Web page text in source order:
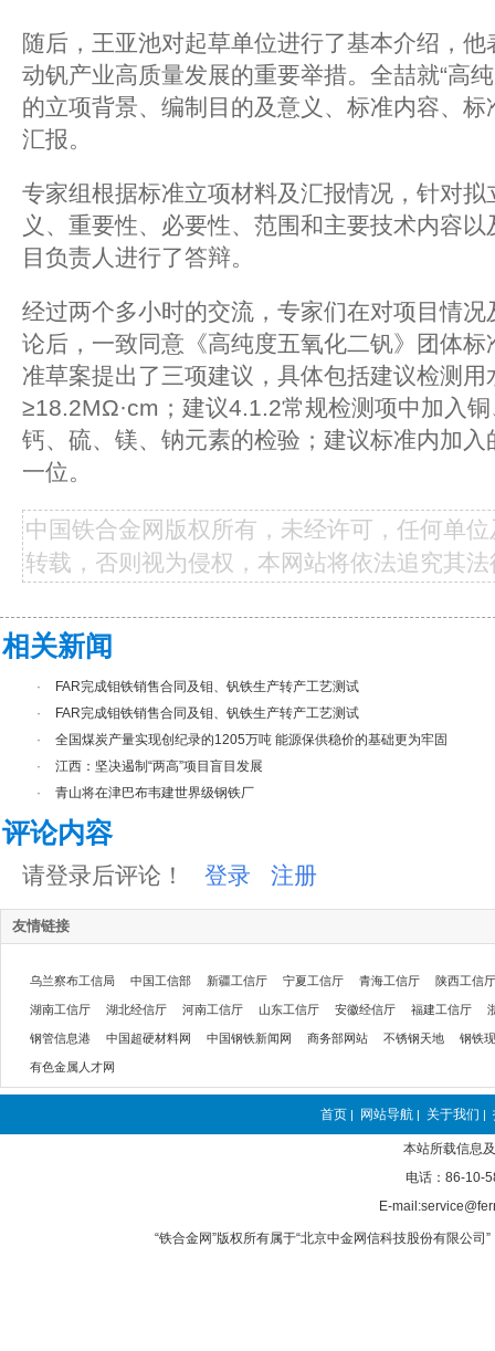
随后，王亚池对起草单位进行了基本介绍，
动钒产业高质量发展的重要举措。全喆就“高
的立项背景、编制目的及意义、标准内容、
汇报。
专家组根据标准立项材料及汇报情况，针对
义、重要性、必要性、范围和主要技术内容
目负责人进行了答辩。
经过两个多小时的交流，专家们在对项目情
论后，一致同意《高纯度五氧化二钒》团体
准草案提出了三项建议，具体包括建议检测用
≥18.2MΩ·cm；建议4.1.2常规检测项中加入
钙、硫、镁、钠元素的检验；建议标准内加
一位。
中国铁合金网版权所有，未经许可，任何单
转载，否则视为侵权，本网站将依法追究其
相关新闻
·
FAR完成钼铁销售合同及钼、钒铁生产转产工艺测试
·
FAR完成钼铁销售合同及钼、钒铁生产转产工艺测试
·
全国煤炭产量实现创纪录的1205万吨 能源保供稳价的基础更为牢固
·
江西：坚决遏制“两高”项目盲目发展
·
青山将在津巴布韦建世界级钢铁厂
评论内容
请登录后评论！ 登录 注册
友情链接
乌兰察布工信局 中国工信部 新疆工信厅 宁夏工信厅 青海工信厅 陕西工信厅
湖南工信厅 湖北经信厅 河南工信厅 山东工信厅 安徽经信厅 福建工信厅
钢管信息港 中国超硬材料网 中国钢铁新闻网 商务部网站 不锈钢天地 钢铁
有色金属人才网
首页 | 网站导航 | 关于我们 |
本站所载信息
电话：86-10-
E-
“铁合金网”版权所有属于“北京中金网信科技股份有限公司